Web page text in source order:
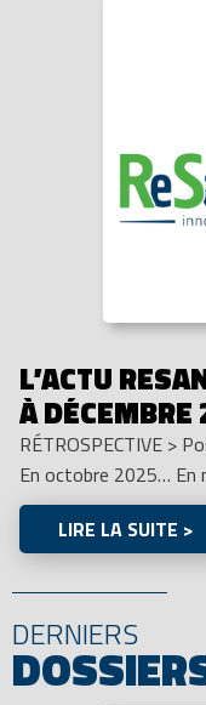
L’ACTU
À DÉCEMBRE
RÉTROSPECTIVE >
En octobre 2025… En
LIRE LA SUITE >
DERNIERS